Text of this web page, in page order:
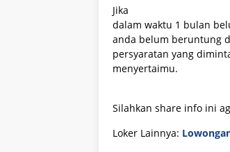
Jika
dalam waktu 1 bulan
anda belum beruntung
persyaratan yang
menyertaimu.
Silahkan share info ini
Loker Lainnya: